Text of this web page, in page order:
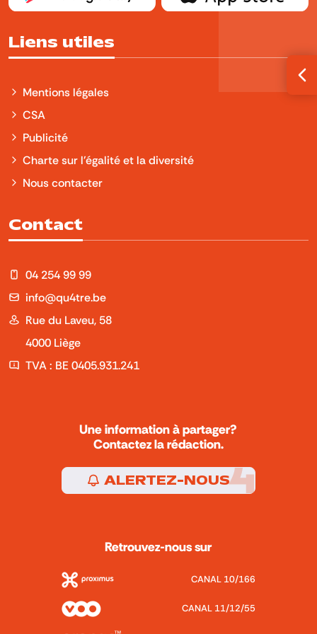
Liens utiles
Mentions légales
CSA
Publicité
Charte sur l'égalité et la diversité
Nous contacter
Contact
04 254 99 99
info@qu4tre.be
Rue du Laveu, 58
4000 Liège
TVA : BE 0405.931.241
Une information à partager?
Contactez la rédaction.
ALERTEZ-NOUS
Retrouvez-nous sur
CANAL 10/166
CANAL 11/12/55